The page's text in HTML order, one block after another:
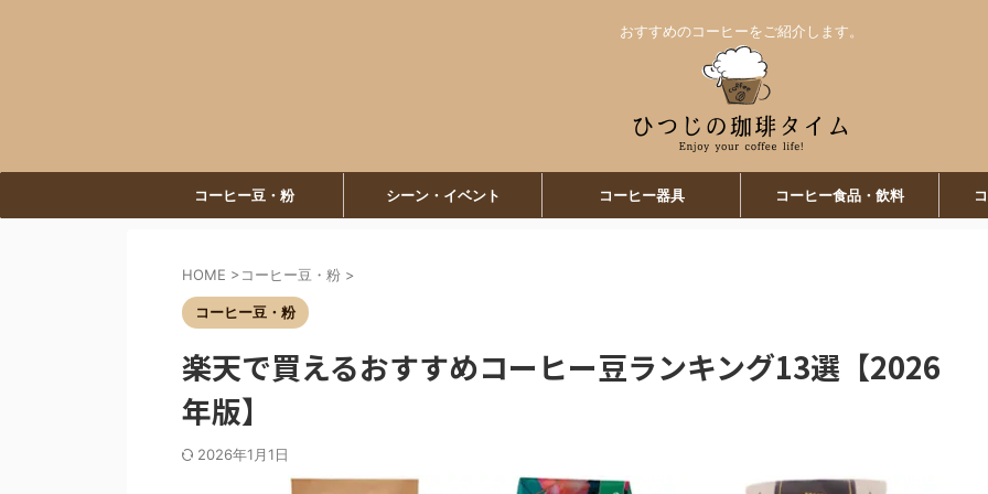
おすすめのコーヒーをご紹介します。
コーヒー豆・粉 シーン・イベント コーヒー器具 コーヒー食品・飲料
HOME >コーヒー豆・粉 >
コーヒー豆・粉
楽天で買えるおすすめコーヒー豆ランキング13選【2026
年版】
2026年1月1日